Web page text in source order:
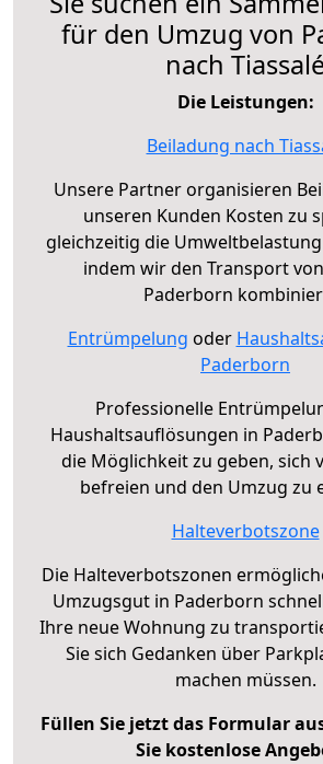
für den Umzug von
nach Tiassalé
Die Leistungen:
Beiladung nach
Unsere Partner organisieren
unseren Kunden Kosten zu
gleichzeitig die
indem wir den Transport
Paderborn
Entrümpelung oder
Paderborn
Professionelle
Haushaltsauflösungen in
die Möglichkeit zu geben, sich
befreien und den Umzug zu
Halteverbotszone
Die Halteverbotszonen
Umzugsgut in Paderborn
Ihre neue Wohnung zu
Sie sich Gedanken über
machen müssen.
Füllen Sie jetzt das Formular
Sie kostenlose